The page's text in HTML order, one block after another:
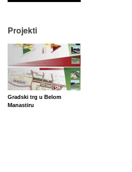
Projekti
Gradski trg u Belom
Manastiru